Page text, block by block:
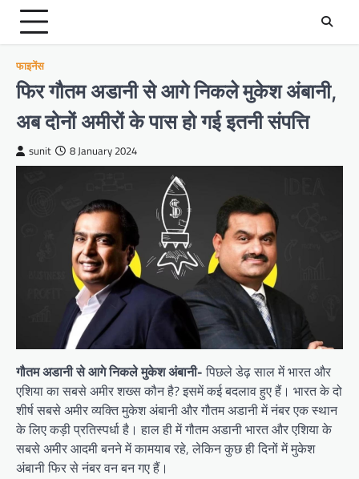
फाइनेंस
फिर गौतम अडानी से आगे निकले मुकेश अंबानी,
अब दोनों अमीरों के पास हो गई इतनी संपत्ति
sunit 8 January 2024
गौतम अडानी से आगे निकले मुकेश अंबानी-पिछले डेढ़ साल में भारत और
एशिया का सबसे अमीर शख्स कौन है? इसमें कई बदलाव हुए हैं। भारत के दो
शीर्ष सबसे अमीर व्यक्ति मुकेश अंबानी और गौतम अडानी में नंबर एक स्थान
के लिए कड़ी प्रतिस्पर्धा है। हाल ही में गौतम अडानी भारत और एशिया के
सबसे अमीर आदमी बनने में कामयाब रहे, लेकिन कुछ ही दिनों में मुकेश
अंबानी फिर से नंबर वन बन गए हैं।